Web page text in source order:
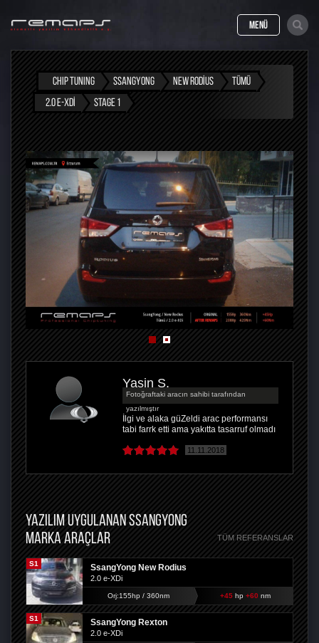
MENÜ
CHIP TUNING SSANGYONG NEW RODIUS
TÜMÜ
2.0 E-XDI
STAGE 1
Yasin S.
Fotoğraftaki aracın sahibi tarafından
yazılmıştır
İlgi ve alaka güZeldi arac performansı
tabi farrk etti ama yakıtta tasarruf olmadı
11.11.2018
YAZILIM UYGULANAN SSANGYONG
MARKA ARAÇLAR
TÜM REFERANSLAR
S1 SsangYong New Rodius
2.0 e-XDi
Orj:155hp / 360nm +45hp +60 nm
S1 SsangYong Rexton
2.0 e-XDi